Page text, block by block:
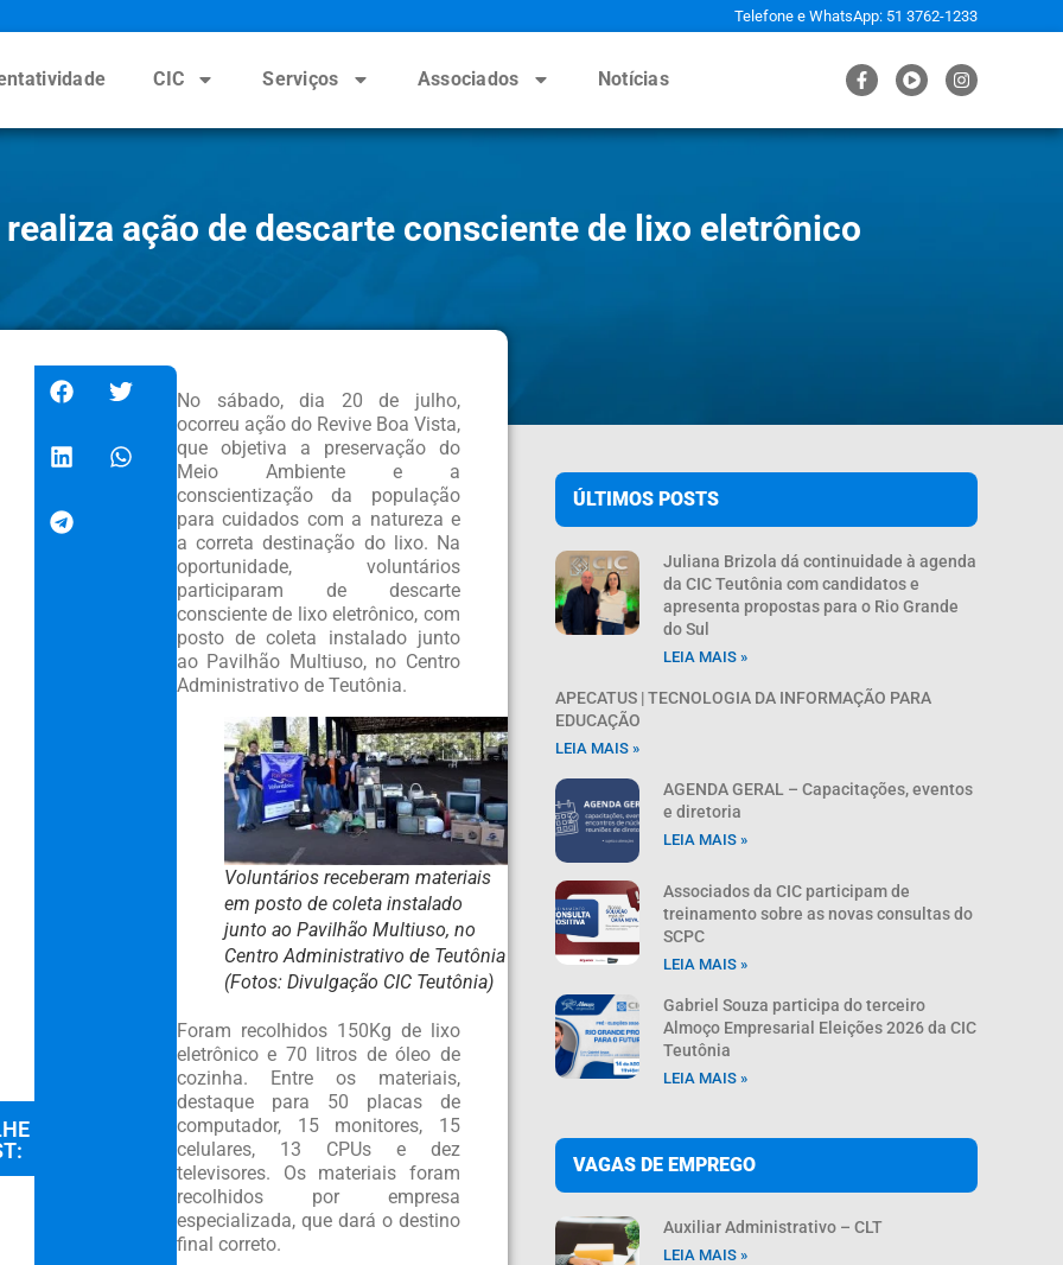
Telefone e WhatsApp: 51 3762-1233
CIC Serviços Associados Notícias
ação de descarte consciente de lixo eletrônico
No sábado, dia 20 de julho,
ocorreu ação do Revive Boa Vista,
que objetiva a preservação do
Meio Ambiente e a
conscientização da população
para cuidados com a natureza e
a correta destinação do lixo. Na
oportunidade, voluntários
participaram de descarte
consciente de lixo eletrônico, com
posto de coleta instalado junto
ao Pavilhão Multiuso, no Centro
Administrativo de Teutônia.
Voluntários receberam materiais
em posto de coleta instalado
junto ao Pavilhão Multiuso, no
Centro Administrativo de Teutônia
(Fotos: Divulgação CIC Teutônia)
Foram recolhidos 150Kg de lixo
eletrônico e 70 litros de óleo de
cozinha. Entre os materiais,
destaque para 50 placas de
computador, 15 monitores, 15
celulares, 13 CPUs e dez
televisores. Os materiais foram
recolhidos por empresa
especializada, que dará o destino
final correto.
ÚLTIMOS POSTS
Juliana Brizola dá continuidade à agenda
da CIC Teutônia com candidatos e
apresenta propostas para o Rio Grande
do Sul
LEIA MAIS »
APECATUS | TECNOLOGIA DA INFORMAÇÃO PARA
EDUCAÇÃO
LEIA MAIS »
AGENDA GERAL – Capacitações, eventos
e diretoria
LEIA MAIS »
Associados da CIC participam de
treinamento sobre as novas consultas do
SCPC
LEIA MAIS »
Gabriel Souza participa do terceiro
Almoço Empresarial Eleições 2026 da CIC
Teutônia
LEIA MAIS »
VAGAS DE EMPREGO
Auxiliar Administrativo – CLT
LEIA MAIS »